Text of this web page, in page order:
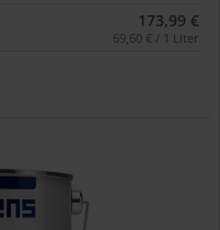
173,99 €
69,60 € / 1 Liter